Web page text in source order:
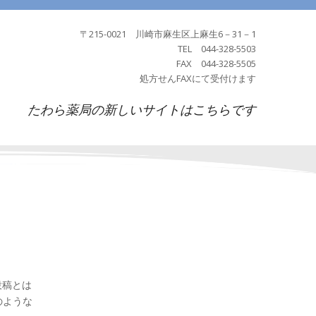
〒215-0021 川崎市麻生区上麻生6－31－1
TEL 044-328-5503
FAX 044-328-5505
処方せんFAXにて受付けます
たわら薬局の新しいサイトはこちらです
とは
うな